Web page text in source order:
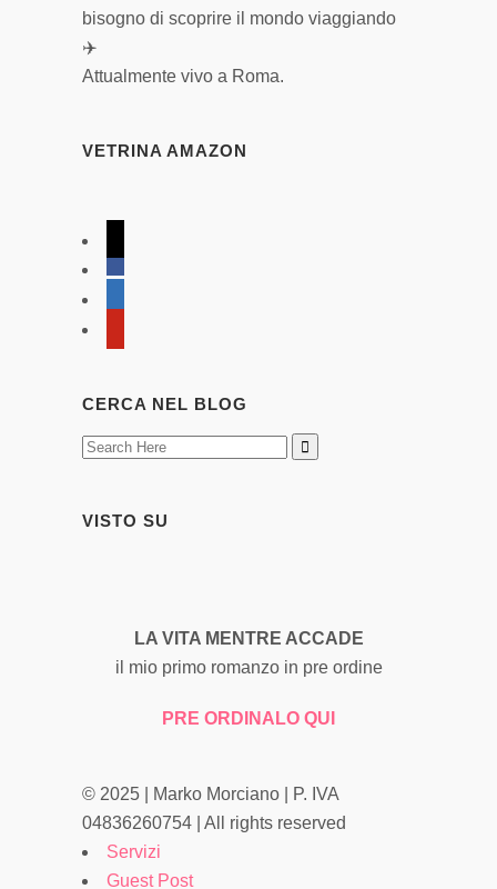
bisogno di scoprire il mondo viaggiando
✈️
Attualmente vivo a Roma.
VETRINA AMAZON
CERCA NEL BLOG
VISTO SU
LA VITA MENTRE ACCADE
il mio primo romanzo in pre ordine
PRE ORDINALO QUI
© 2025 | Marko Morciano | P. IVA
04836260754 | All rights reserved
Servizi
Guest Post